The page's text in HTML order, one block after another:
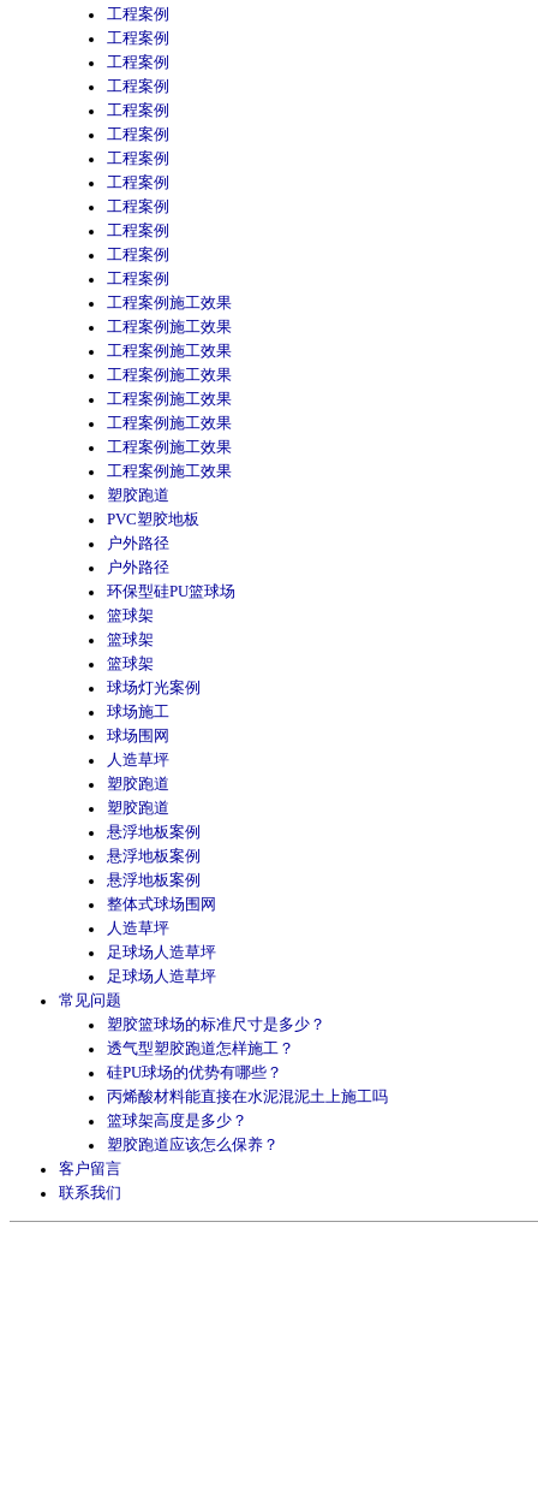
工程案例
工程案例
工程案例
工程案例
工程案例
工程案例
工程案例
工程案例
工程案例
工程案例
工程案例
工程案例
工程案例施工效果
工程案例施工效果
工程案例施工效果
工程案例施工效果
工程案例施工效果
工程案例施工效果
工程案例施工效果
工程案例施工效果
塑胶跑道
PVC塑胶地板
户外路径
户外路径
环保型硅PU篮球场
篮球架
篮球架
篮球架
球场灯光案例
球场施工
球场围网
人造草坪
塑胶跑道
塑胶跑道
悬浮地板案例
悬浮地板案例
悬浮地板案例
整体式球场围网
人造草坪
足球场人造草坪
足球场人造草坪
常见问题
塑胶篮球场的标准尺寸是多少？
透气型塑胶跑道怎样施工？
硅PU球场的优势有哪些？
丙烯酸材料能直接在水泥混泥土上施工吗
篮球架高度是多少？
塑胶跑道应该怎么保养？
客户留言
联系我们